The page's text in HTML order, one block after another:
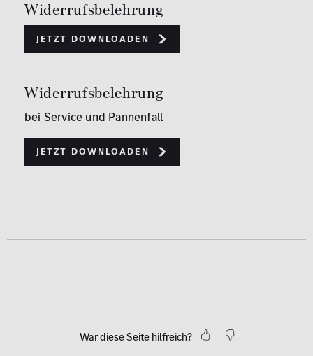
Widerrufsbelehrung
Jetzt downloaden
Widerrufsbelehrung
bei Service und Pannenfall
Jetzt downloaden
War diese Seite hilfreich?